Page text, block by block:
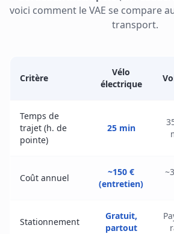
voici comment le VAE se compare
transport.
Critère
Vélo
électrique
Temps de
trajet (h. de
pointe)
25 min
Coût annuel
~150 €
(entretien)
Stationnement
Gratuit,
partout